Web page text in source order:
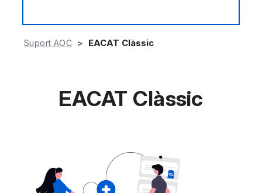
Suport AOC EACAT Clàssic
EACAT Clàssic